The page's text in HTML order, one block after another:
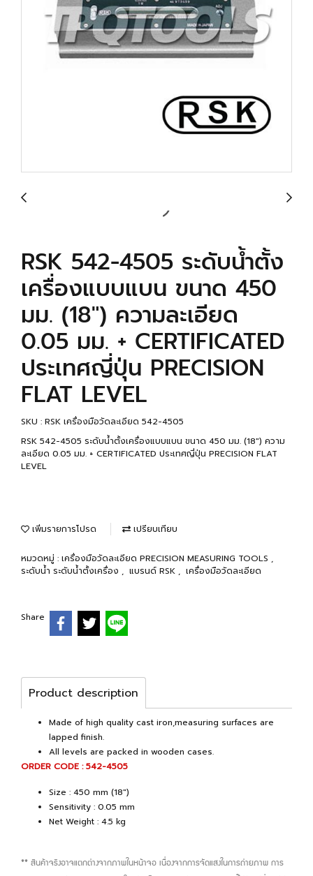
RSK 542-4505 ระดับน้ำตั้ง
เครื่องแบบแบน ขนาด 450
มม. (18") ความละเอียด
0.05 มม. + CERTIFICATED
ประเทศญี่ปุ่น PRECISION
FLAT LEVEL
SKU : RSK เครื่องมือวัดละเอียด 542-4505
RSK 542-4505 ระดับน้ำตั้งเครื่องแบบแบน ขนาด 450 มม. (18") ความ
ละเอียด 0.05 มม. + CERTIFICATED ประเทศญี่ปุ่น PRECISION FLAT
LEVEL
เพิ่มรายการโปรด เปรียบเทียบ
หมวดหมู่ : เครื่องมือวัดละเอียด PRECISION MEASURING TOOLS ,
ระดับน้ำ ระดับน้ำตั้งเครื่อง , แบรนด์ RSK , เครื่องมือวัดละเอียด
Share
Product description
Made of high quality cast iron,measuring surfaces are
lapped finish.
All levels are packed in wooden cases.
ORDER CODE : 542-4505
Size : 450 mm (18")
Sensitivity : 0.05 mm
Net Weight : 4.5 kg
** สินค้าจริงอาจแตกต่างจากภาพในหน้าจอ เนื่องจากการจัดแสงในการถ่ายภาพ การ